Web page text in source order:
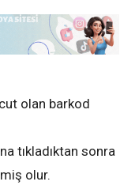
olan barkod
tıkladıktan sonra
olur.